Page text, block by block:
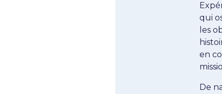
qui
les
en
De